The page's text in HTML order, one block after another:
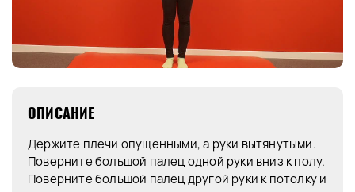
ОПИСАНИЕ
Держите плечи опущенными, а руки вытянутыми.
Поверните большой палец одной руки вниз к полу.
Поверните большой палец другой руки к потолку и